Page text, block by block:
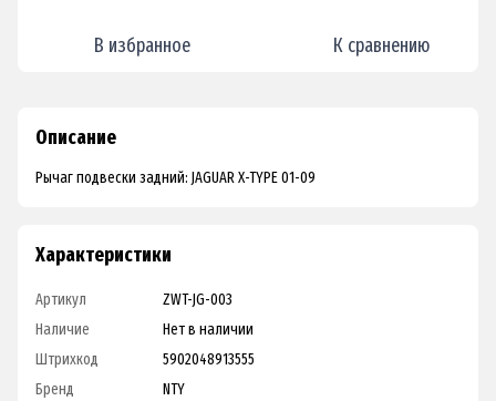
В избранное К сравнению
Описание
Рычаг подвески задний: JAGUAR X-TYPE 01-09
Характеристики
Артикул
ZWT-JG-003
Наличие
Нет в наличии
Штрихкод
5902048913555
Бренд
NTY